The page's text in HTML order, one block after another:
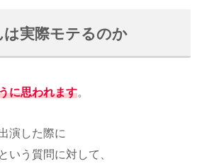
は実際モテるのか
に思われます。
演した際に
という質問に対して、